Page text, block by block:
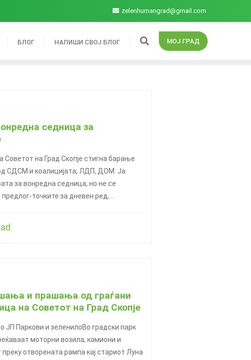
zelenhumangrad@gmail.com
БЛОГ НАПИШИ СВОЈ БЛОГ МОЈ ГРАД
седница за
Советот на Град Скопје стигна барање
СДСМ и коалицијата, ЛДП, ДОМ. Ја
за вонредна седница, но не се
точките за дневен ред,…
и прашања од граѓани
на Советот на Град Скопје
ЈП Паркови и зеленилоВо градски парк
моторни возила, камиони и
отворената рампа кај стариот Луна